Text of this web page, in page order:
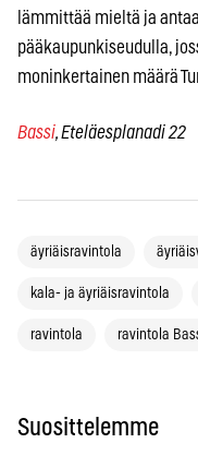
lämmittää mieltä ja
pääkaupunkiseudulla,
moninkertainen määrä
Bassi, Eteläesplanadi 22
äyriäisravintola
kala- ja äyriäisravintola
ravintola ravintola
Suosittelemme